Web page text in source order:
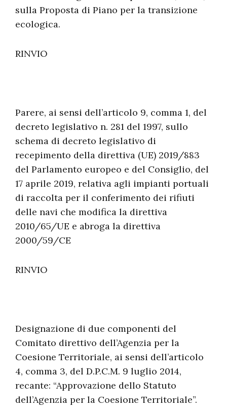
sulla Proposta di Piano per la transizione
ecologica.
RINVIO
Parere, ai sensi dell’articolo 9, comma 1, del
decreto legislativo n. 281 del 1997, sullo
schema di decreto legislativo di
recepimento della direttiva (UE) 2019/883
del Parlamento europeo e del Consiglio, del
17 aprile 2019, relativa agli impianti portuali
di raccolta per il conferimento dei rifiuti
delle navi che modifica la direttiva
2010/65/UE e abroga la direttiva
2000/59/CE
RINVIO
Designazione di due componenti del
Comitato direttivo dell’Agenzia per la
Coesione Territoriale, ai sensi dell’articolo
4, comma 3, del D.P.C.M. 9 luglio 2014,
recante: “Approvazione dello Statuto
dell’Agenzia per la Coesione Territoriale”.